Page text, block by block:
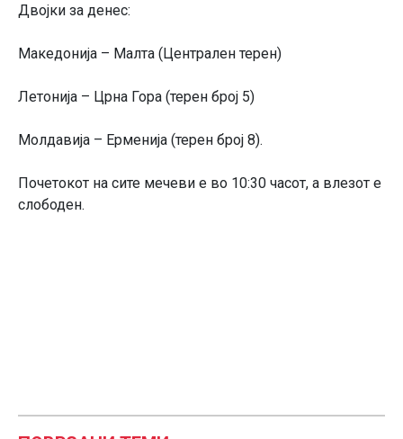
Двојки за денес:
Македонија – Малта (Централен терен)
Летонија – Црна Гора (терен број 5)
Молдавија – Ерменија (терен број 8).
Почетокот на сите мечеви е во 10:30 часот, а влезот е
слободен.